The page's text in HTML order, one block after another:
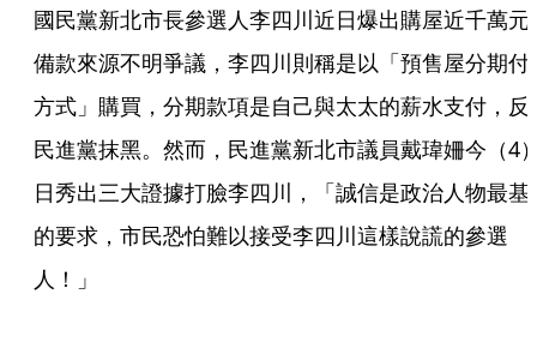
國民黨新北市長參選人李四川近日爆出購屋近千萬元
備款來源不明爭議，李四川則稱是以「預售屋分期付
方式」購買，分期款項是自己與太太的薪水支付，反
民進黨抹黑。然而，民進黨新北市議員戴瑋姍今（4
日秀出三大證據打臉李四川，「誠信是政治人物最基
的要求，市民恐怕難以接受李四川這樣說謊的參選
人！」